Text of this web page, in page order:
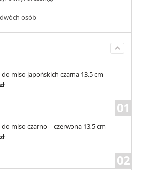
osób
do miso japońskich czarna 13,5 cm
zł
01
do miso czarno – czerwona 13,5 cm
zł
02